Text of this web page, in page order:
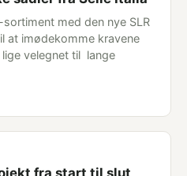
med den nye SLR
at imødekomme kravene
velegnet til lange
fra start til slut